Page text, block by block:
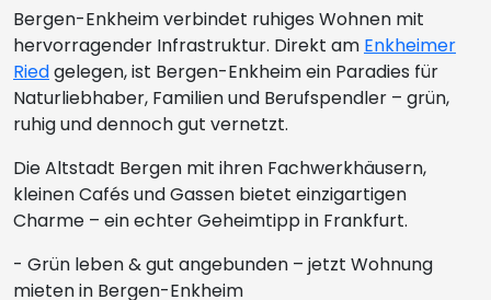
Bergen-Enkheim verbindet ruhiges Wohnen mit
hervorragender Infrastruktur. Direkt am Enkheimer
Riedgelegen, ist Bergen-Enkheim ein Paradies für
Naturliebhaber, Familien und Berufspendler – grün,
ruhig und dennoch gut vernetzt.
Die Altstadt Bergen mit ihren Fachwerkhäusern,
kleinen Cafés und Gassen bietet einzigartigen
Charme – ein echter Geheimtipp in Frankfurt.
- Grün leben & gut angebunden – jetzt Wohnung
mieten in Bergen-Enkheim